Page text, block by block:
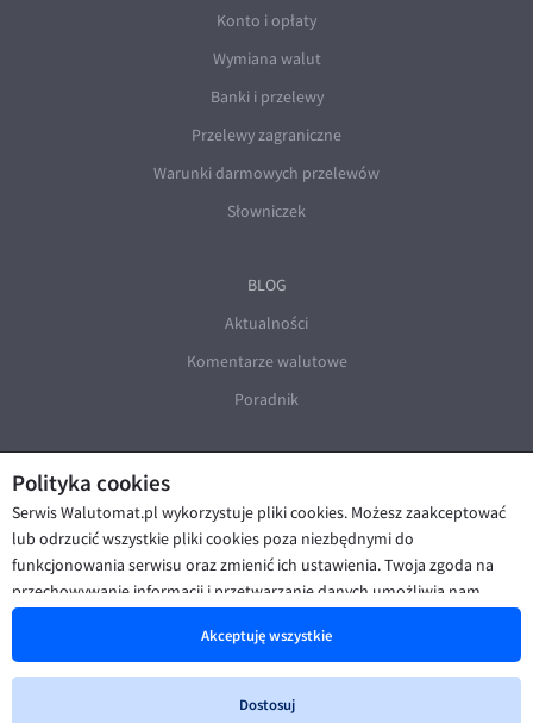
Polityka cookies
Serwis Walutomat.pl wykorzystuje pliki cookies. Możesz zaakceptować
lub odrzucić wszystkie pliki cookies poza niezbędnymi do
funkcjonowania serwisu oraz zmienić ich ustawienia. Twoja zgoda na
przechowywanie informacji i przetwarzanie danych umożliwia nam
poprawę funkcjonalności strony oraz prezentowanie Ci
spersonalizowanych treści i reklam. Więcej informacji znajdziesz w naszej
Akceptuję wszystkie
Dostosuj
Konto i opłaty
Wymiana walut
Banki i przelewy
Przelewy zagraniczne
Warunki darmowych przelewów
Słowniczek
BLOG
Aktualności
Komentarze walutowe
Poradnik
© Walutomat 2026 | Regulaminy
|
Polityka prywatności i cookies | Deklaracja dostępności